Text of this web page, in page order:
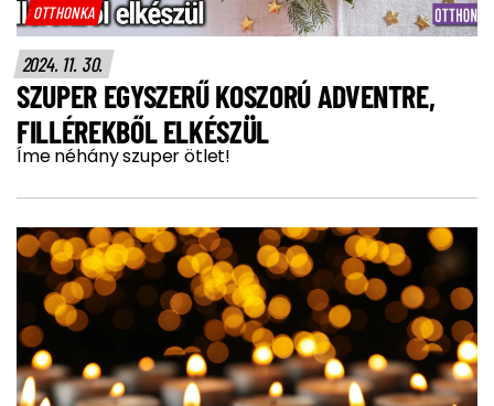
OTTHONKA
2024. 11. 30.
SZUPER EGYSZERŰ KOSZORÚ ADVENTRE,
FILLÉREKBŐL ELKÉSZÜL
Íme néhány szuper ötlet!